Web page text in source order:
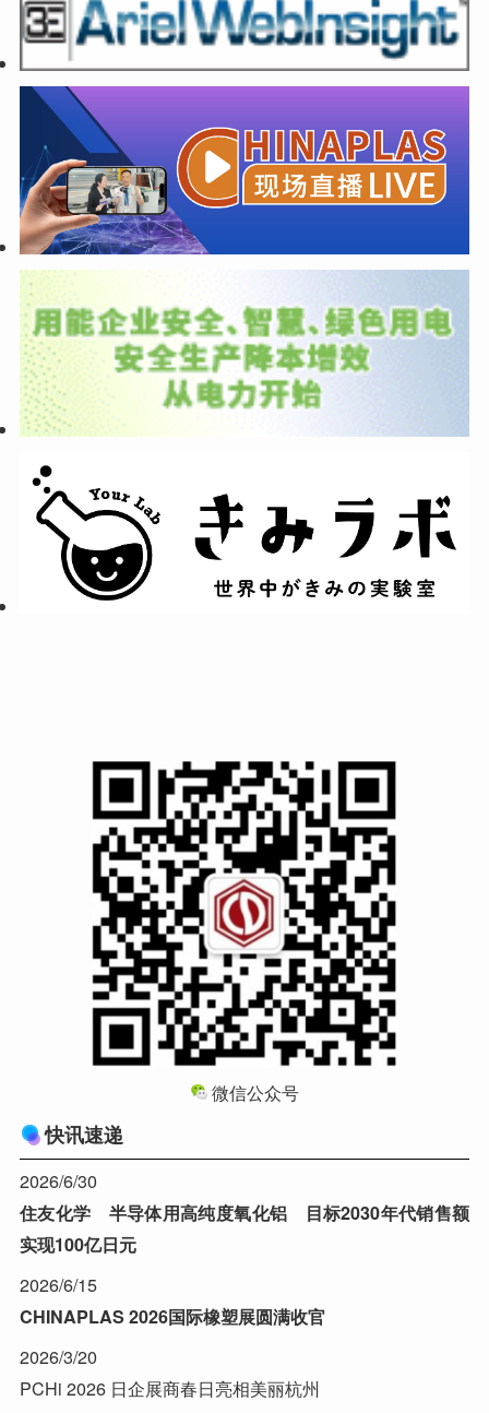
微信公众号
快讯速递
2026/6/30
住友化学 半导体用高纯度氧化铝 目标2030年代销售额
实现100亿日元
2026/6/15
CHINAPLAS 2026国际橡塑展圆满收官
2026/3/20
PCHi 2026 日企展商春日亮相美丽杭州